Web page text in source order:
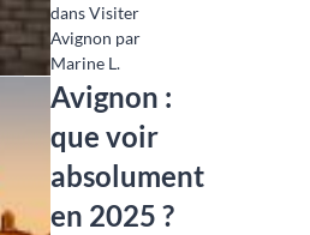
dans Visiter
Avignon par
Marine L.
Avignon :
que voir
absolument
en 2025 ?